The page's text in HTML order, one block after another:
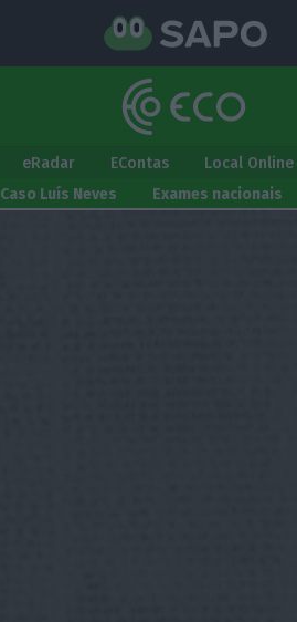
eRadar EContas Local Online
Caso Luís Neves Exames nacionais